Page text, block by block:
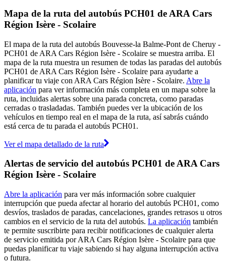
Mapa de la ruta del autobús PCH01 de ARA Cars
Région Isère - Scolaire
El mapa de la ruta del autobús Bouvesse-la Balme-Pont de Cheruy -
PCH01 de ARA Cars Région Isère - Scolaire se muestra arriba. El
mapa de la ruta muestra un resumen de todas las paradas del autobús
PCH01 de ARA Cars Région Isère - Scolaire para ayudarte a
planificar tu viaje con ARA Cars Région Isère - Scolaire. Abre la
aplicación para ver información más completa en un mapa sobre la
ruta, incluidas alertas sobre una parada concreta, como paradas
cerradas o trasladadas. También puedes ver la ubicación de los
vehículos en tiempo real en el mapa de la ruta, así sabrás cuándo
está cerca de tu parada el autobús PCH01.
Ver el mapa detallado de la ruta
Alertas de servicio del autobús PCH01 de ARA Cars
Région Isère - Scolaire
Abre la aplicación para ver más información sobre cualquier
interrupción que pueda afectar al horario del autobús PCH01, como
desvíos, traslados de paradas, cancelaciones, grandes retrasos u otros
cambios en el servicio de la ruta del autobús. La aplicación también
te permite suscribirte para recibir notificaciones de cualquier alerta
de servicio emitida por ARA Cars Région Isère - Scolaire para que
puedas planificar tu viaje sabiendo si hay alguna interrupción activa
o futura.